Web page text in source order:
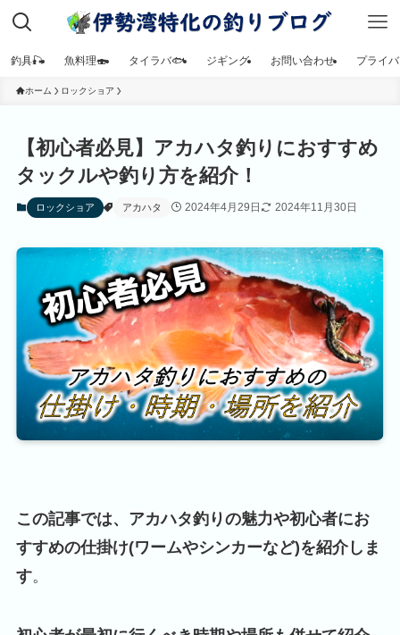
釣具🎣 魚料理🍣 タイラバ🐟 ジギング お問い合わせ プライ
ホーム ロックショア
【初心者必見】アカハタ釣りにおすすめ
タックルや釣り方を紹介！
ロックショア アカハタ 2024年4月29日 2024年11月30日
この記事では、アカハタ釣りの魅力や初心者にお
すすめの仕掛け(ワームやシンカーなど)を紹介しま
す。